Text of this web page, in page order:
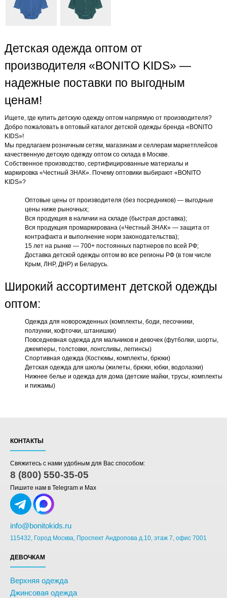
Детская одежда оптом от
производителя «BONITO KIDS» —
надежные поставки по выгодным
ценам!
Ищете, где купить детскую одежду оптом напрямую от производителя?
Добро пожаловать в оптовый каталог детской одежды бренда «BONITO
KIDS»!
Мы предлагаем розничным сетям, магазинам и селлерам маркетплейсов
качественную детскую одежду оптом со склада в Москве.
Собственное производство, сертифицированные материалы и
маркировка «Честный ЗНАК». Почему оптовики выбирают «BONITO
KIDS»?
Оптовые цены от производителя (без посредников) — выгодные
цены ниже рыночных;
Вся продукция в наличии на складе (быстрая доставка);
Вся продукция промаркирована («Честный ЗНАК» — защита от
контрафакта и выполнение норм законодательства);
15 лет на рынке — 700+ постоянных партнеров по всей РФ;
Доставка детской одежды оптом во все регионы РФ (в том числе
Крым, ЛНР, ДНР) и Беларусь.
Широкий ассортимент детской одежды
оптом:
Одежда для новорожденных (комплекты, боди, песочники,
ползунки, кофточки, штанишки)
Повседневная одежда для мальчиков и девочек (футболки, шорты,
джемперы, толстовки, лонгсливы, леггинсы)
Спортивная одежда (Костюмы, комплекты, брюки)
Детская одежда для школы (жилеты, брюки, юбки, водолазки)
Нижнее белье и одежда для дома (детские майки, трусы, комплекты
и пижамы)
КОНТАКТЫ
Свяжитесь с нами удобным для Вас способом:
8 (800) 550-35-05
Пишите нам в Telegram и Max
info@bonitokids.ru
115432, Город Москва, Проспект Андропова д.10, этаж 7, офис 7001
ДЕВОЧКАМ
Верхняя одежда
Джинсовая одежда